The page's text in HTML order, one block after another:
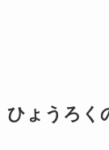
ひょうろ